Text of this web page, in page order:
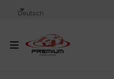
Deutsch